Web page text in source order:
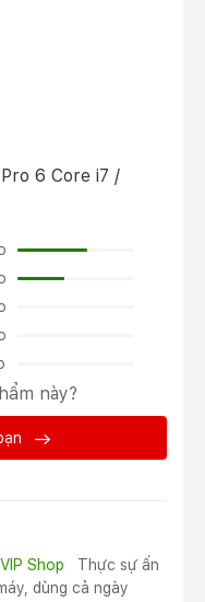
6 Core i7 /
này?
Shop
Thực sự ấn
dùng cả ngày